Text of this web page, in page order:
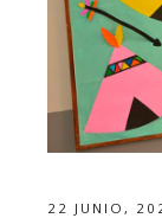
22 JUNIO,